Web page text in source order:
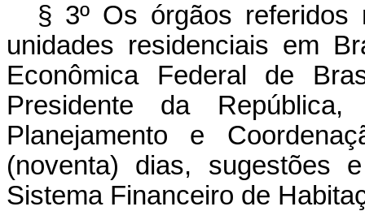
§ 3º Os órgãos
unidades residenciais em
Econômica Federal de
Presidente da
Planejamento e
(noventa) dias, sugestões
Sistema Financeiro de